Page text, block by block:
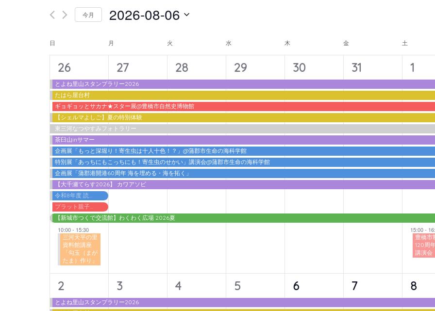
検
し
て
ナ
ビ
ゲ
ー
シ
ョ
ン
を
表
示
を
く
だ
さ
い。
キ
ー
ワ
ー
ド
で
イ
索
ョ
ン
the
inputs
will
cause
the
list
of
events
to
refresh
with
the
filtered
results.
今月 2026-08-06
付
を
択
イ
ベ
ン
ト
の
カ
レ
ン
ダ
ー
日 月 火 水 木 金 土
14
イ
ベ
ン
ト,
26
とよね里山スタンプラリー2026
たはら屋台村
ギョギョッとサカナ★スター展@豊橋市自然史博物館
【シェルマよしご】夏の特別体験
東三河なつやすみフォトラリー
茶臼山inサマー
企画展「もっと深堀り！寄生虫は十人十色！？」@蒲郡市生命の海科学館
特別展「あっちにもこっちにも！寄生虫のせかい」講演会@蒲郡市生命の海科学館
企画展「蒲郡港開港60周年 海を埋める・海を拓く」
【大千瀬てらす2026】 カワアソビ
令和8年度 読書感想文書いちゃうデー@蒲郡市立図書館
プラット親子わくわくプログラム2026 アガット＆アドリアン『ノ．ルム －ふたりのバランス－』
【新城市つくで交流館】わくわく広場 2026夏
10:00- 15:30
三河天平の里
資料館講座
「勾玉（まが
たま）作り」
11
イ
ベ
ン
ト,
27
11
イ
ベ
ン
ト,
28
11
イ
ベ
ン
ト,
29
11
イ
ベ
ン
ト,
30
11
イ
ベ
ン
ト,
31
12
イ
ベ
ン
ト,
1
15:00-
豊橋市
120周
講演会
11
イ
2
とよね里山スタンプラリー2026
11
イ
3
11
イ
4
11
イ
5
11
イ
6
11
イ
7
11
イ
8